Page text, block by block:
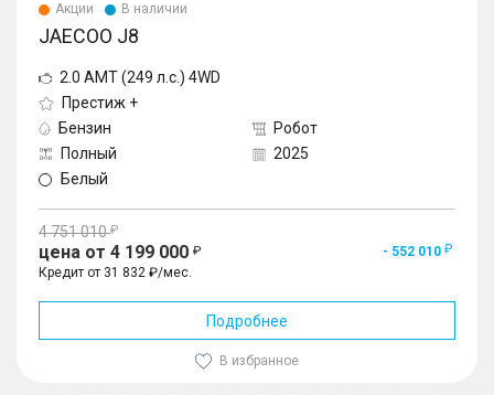
Акции В наличии
JAECOO J8
2.0 AMT (249 л.с.) 4WD
Престиж +
Бензин
Робот
Полный
2025
Белый
4 751 010
цена от 4 199 000
- 552 010
Кредит от 31 832 ₽/мес.
Подробнее
В избранное